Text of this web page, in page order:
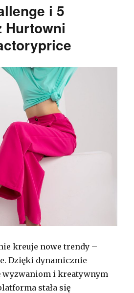
i 5
Hurtowni
kreuje nowe trendy –
Dzięki dynamicznie
wyzwaniom i kreatywnym
stała się